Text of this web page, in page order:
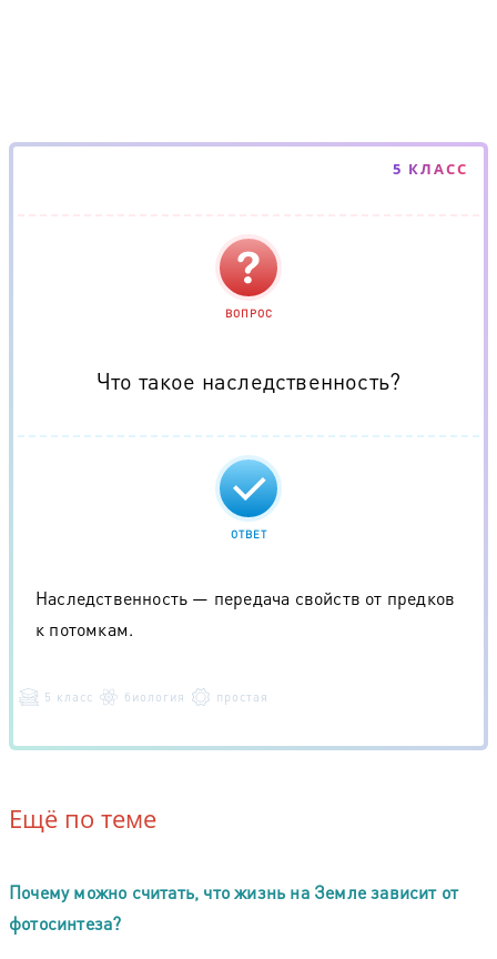
5 КЛАСС
ВОПРОС
Что такое наследственность?
ОТВЕТ
Наследственность — передача свойств от предков
к потомкам.
5 класс биология простая
Ещё по теме
Почему можно считать, что жизнь на Земле зависит от
фотосинтеза?